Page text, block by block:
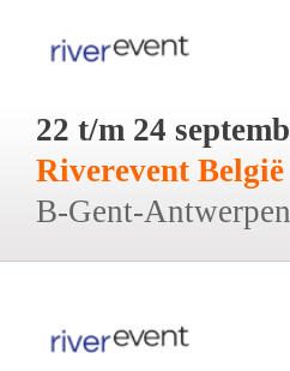
22 t/m 24
Riverevent België
B-Gent-